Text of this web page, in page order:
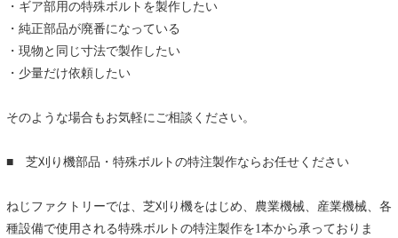
・ギア部用の特殊ボルトを製作したい
・純正部品が廃番になっている
・現物と同じ寸法で製作したい
・少量だけ依頼したい
そのような場合もお気軽にご相談ください。
■ 芝刈り機部品・特殊ボルトの特注製作ならお任せください
ねじファクトリーでは、芝刈り機をはじめ、農業機械、産業機械、各
種設備で使用される特殊ボルトの特注製作を1本から承っておりま